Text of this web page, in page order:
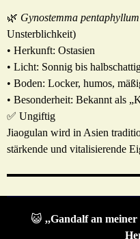
🌿 Gynostemma pentaphyllum
Unsterblichkeit)
• Herkunft: Ostasien
• Licht: Sonnig bis
• Boden: Locker, humos,
• Besonderheit: Bekannt als
✅ Ungiftig
Jiaogulan wird in Asien
stärkende und vitalisierende
😺 ,,Gandalf an